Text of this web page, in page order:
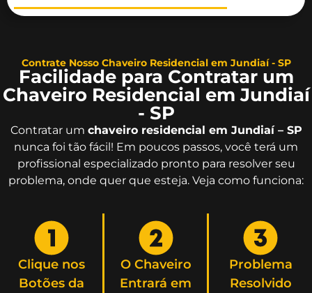
Contrate Nosso Chaveiro Residencial em Jundiaí - SP
Facilidade para Contratar um
Chaveiro Residencial em Jundiaí
- SP
Contratar um chaveiro residencial em Jundiaí – SP
nunca foi tão fácil! Em poucos passos, você terá um
profissional especializado pronto para resolver seu
problema, onde quer que esteja. Veja como funciona:
Clique nos
Botões da
O Chaveiro
Entrará em
Problema
Resolvido